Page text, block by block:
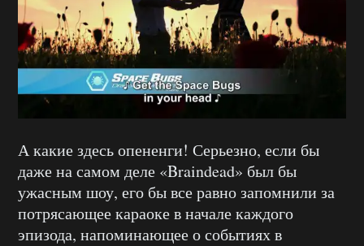
А какие здесь опененги! Серьезно, если бы
даже на самом деле «Braindead» был бы
ужасным шоу, его бы все равно запомнили за
потрясающее караоке в начале каждого
эпизода, напоминающее о событиях в